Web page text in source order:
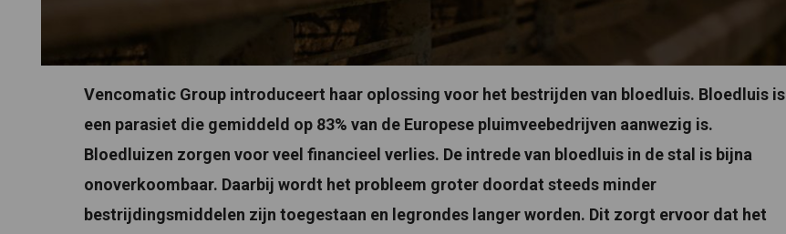
Vencomatic Group introduceert haar oplossing voor het bestrijden van bloedluis. Bloedluis is
een parasiet die gemiddeld op 83% van de Europese pluimveebedrijven aanwezig is.
Bloedluizen zorgen voor veel financieel verlies. De intrede van bloedluis in de stal is bijna
onoverkoombaar. Daarbij wordt het probleem groter doordat steeds minder
bestrijdingsmiddelen zijn toegestaan en legrondes langer worden. Dit zorgt ervoor dat het